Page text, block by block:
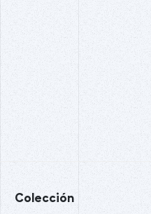
Colección